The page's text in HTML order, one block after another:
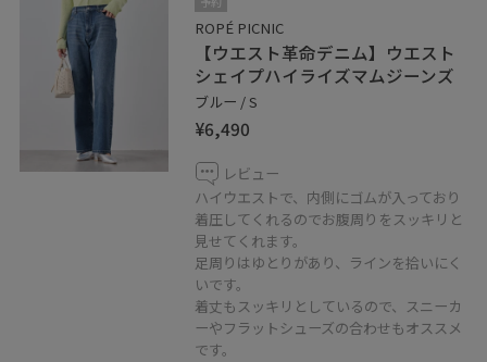
ROPÉ PICNIC
【ウエスト革命デニム】ウエスト
シェイプハイライズマムジーンズ
ブルー / S
¥6,490
レビュー
ハイウエストで、内側にゴムが入っており
着圧してくれるのでお腹周りをスッキリと
見せてくれます。
足周りはゆとりがあり、ラインを拾いにく
いです。
着丈もスッキリとしているので、スニーカ
ーやフラットシューズの合わせもオススメ
です。